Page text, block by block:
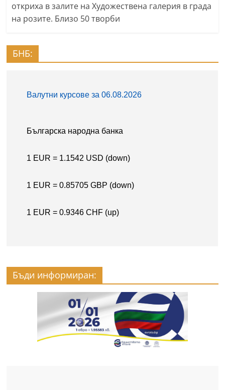
откриха в залите на Художествена галерия в града
на розите. Близо 50 творби
БНБ:
Бъди информиран: